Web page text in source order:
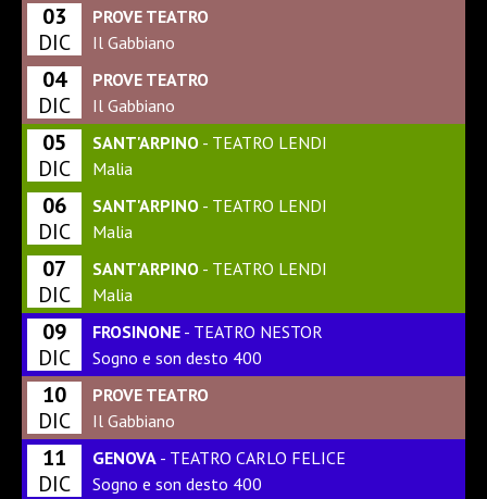
03
DIC
PROVE TEATRO
Il Gabbiano
04
DIC
PROVE TEATRO
Il Gabbiano
05
DIC
SANT'ARPINO - TEATRO LENDI
Malia
06
DIC
SANT'ARPINO - TEATRO LENDI
Malia
07
DIC
SANT'ARPINO - TEATRO LENDI
Malia
09
DIC
FROSINONE - TEATRO NESTOR
Sogno e son desto 400
10
DIC
PROVE TEATRO
Il Gabbiano
11
DIC
GENOVA - TEATRO CARLO FELICE
Sogno e son desto 400